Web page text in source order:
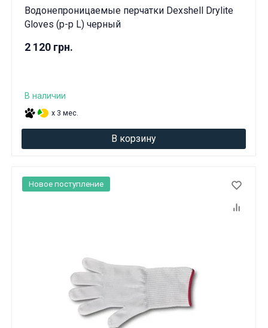
Водонепроницаемые перчатки Dexshell Drylite
Gloves (р-р L) черный
2 120 грн.
В наличии
x 3 мес.
В корзину
Новое поступление